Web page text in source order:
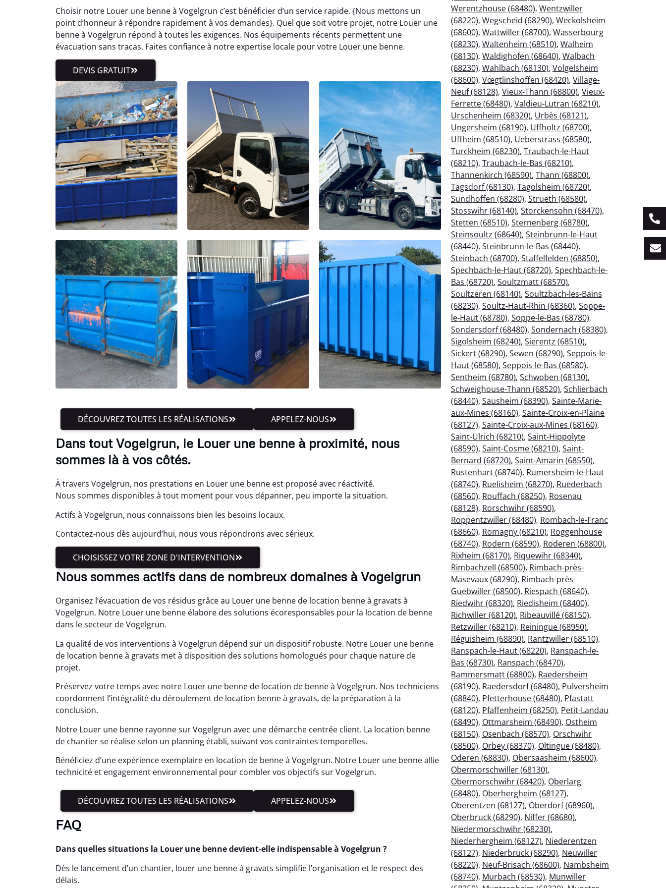
Choisir notre Louer une benne à Vogelgrun c’est bénéficier d’un service rapide. {Nous mettons un
point d’honneur à répondre rapidement à vos demandes}. Quel que soit votre projet, notre Louer une
benne à Vogelgrun répond à toutes les exigences. Nos équipements récents permettent une
évacuation sans tracas. Faites confiance à notre expertise locale pour votre Louer une benne.
DEVIS GRATUIT
DÉCOUVREZ TOUTES LES RÉALISATIONS APPELEZ-NOUS
Dans tout Vogelgrun, le Louer une benne à proximité, nous
sommes là à vos côtés.
À travers Vogelgrun, nos prestations en Louer une benne est proposé avec réactivité.
Nous sommes disponibles à tout moment pour vous dépanner, peu importe la situation.
Actifs à Vogelgrun, nous connaissons bien les besoins locaux.
Contactez-nous dès aujourd’hui, nous vous répondrons avec sérieux.
CHOISISSEZ VOTRE ZONE D'INTERVENTION
Nous sommes actifs dans de nombreux domaines à Vogelgrun
Organisez l’évacuation de vos résidus grâce au Louer une benne de location benne à gravats à
Vogelgrun. Notre Louer une benne élabore des solutions écoresponsables pour la location de benne
dans le secteur de Vogelgrun.
La qualité de vos interventions à Vogelgrun dépend sur un dispositif robuste. Notre Louer une benne
de location benne à gravats met à disposition des solutions homologués pour chaque nature de
projet.
Préservez votre temps avec notre Louer une benne de location de benne à Vogelgrun. Nos techniciens
coordonnent l’intégralité du déroulement de location benne à gravats, de la préparation à la
conclusion.
Notre Louer une benne rayonne sur Vogelgrun avec une démarche centrée client. La location benne
de chantier se réalise selon un planning établi, suivant vos contraintes temporelles.
Bénéficiez d’une expérience exemplaire en location de benne à Vogelgrun. Notre Louer une benne allie
technicité et engagement environnemental pour combler vos objectifs sur Vogelgrun.
DÉCOUVREZ TOUTES LES RÉALISATIONS APPELEZ-NOUS
FAQ
Dans quelles situations la Louer une benne devient-elle indispensable à Vogelgrun ?
Dès le lancement d’un chantier, louer une benne à gravats simplifie l’organisation et le respect des
délais.
Werentzhouse (68480), Wentzwiller
(68220), Wegscheid (68290), Weckolsheim
(68600), Wattwiller (68700), Wasserbourg
(68230), Waltenheim (68510), Walheim
(68130), Waldighofen (68640), Walbach
(68230), Wahlbach (68130), Volgelsheim
(68600), Vœgtlinshoffen (68420), Village-
Neuf (68128), Vieux-Thann (68800), Vieux-
Ferrette (68480), Valdieu-Lutran (68210),
Urschenheim (68320), Urbès (68121),
Ungersheim (68190), Uffholtz (68700),
Uffheim (68510), Ueberstrass (68580),
Turckheim (68230), Traubach-le-Haut
(68210), Traubach-le-Bas (68210),
Thannenkirch (68590), Thann (68800),
Tagsdorf (68130), Tagolsheim (68720),
Sundhoffen (68280), Strueth (68580),
Stosswihr (68140), Storckensohn (68470),
Stetten (68510), Sternenberg (68780),
Steinsoultz (68640), Steinbrunn-le-Haut
(68440), Steinbrunn-le-Bas (68440),
Steinbach (68700), Staffelfelden (68850),
Spechbach-le-Haut (68720), Spechbach-le-
Bas (68720), Soultzmatt (68570),
Soultzeren (68140), Soultzbach-les-Bains
(68230), Soultz-Haut-Rhin (68360), Soppe-
le-Haut (68780), Soppe-le-Bas (68780),
Sondersdorf (68480), Sondernach (68380),
Sigolsheim (68240), Sierentz (68510),
Sickert (68290), Sewen (68290), Seppois-le-
Haut (68580), Seppois-le-Bas (68580),
Sentheim (68780), Schwoben (68130),
Schweighouse-Thann (68520), Schlierbach
(68440), Sausheim (68390), Sainte-Marie-
aux-Mines (68160), Sainte-Croix-en-Plaine
(68127), Sainte-Croix-aux-Mines (68160),
Saint-Ulrich (68210), Saint-Hippolyte
(68590), Saint-Cosme (68210), Saint-
Bernard (68720), Saint-Amarin (68550),
Rustenhart (68740), Rumersheim-le-Haut
(68740), Ruelisheim (68270), Ruederbach
(68560), Rouffach (68250), Rosenau
(68128), Rorschwihr (68590),
Roppentzwiller (68480), Rombach-le-Franc
(68660), Romagny (68210), Roggenhouse
(68740), Rodern (68590), Roderen (68800),
Rixheim (68170), Riquewihr (68340),
Rimbachzell (68500), Rimbach-près-
Masevaux (68290), Rimbach-près-
Guebwiller (68500), Riespach (68640),
Riedwihr (68320), Riedisheim (68400),
Richwiller (68120), Ribeauvillé (68150),
Retzwiller (68210), Reiningue (68950),
Réguisheim (68890), Rantzwiller (68510),
Ranspach-le-Haut (68220), Ranspach-le-
Bas (68730), Ranspach (68470),
Rammersmatt (68800), Raedersheim
(68190), Raedersdorf (68480), Pulversheim
(68840), Pfetterhouse (68480), Pfastatt
(68120), Pfaffenheim (68250), Petit-Landau
(68490), Ottmarsheim (68490), Ostheim
(68150), Osenbach (68570), Orschwihr
(68500), Orbey (68370), Oltingue (68480),
Oderen (68830), Obersaasheim (68600),
Obermorschwiller (68130),
Obermorschwihr (68420), Oberlarg
(68480), Oberhergheim (68127),
Oberentzen (68127), Oberdorf (68960),
Oberbruck (68290), Niffer (68680),
Niedermorschwihr (68230),
Niederhergheim (68127), Niederentzen
(68127), Niederbruck (68290), Neuwiller
(68220), Neuf-Brisach (68600), Nambsheim
(68740), Murbach (68530), Munwiller